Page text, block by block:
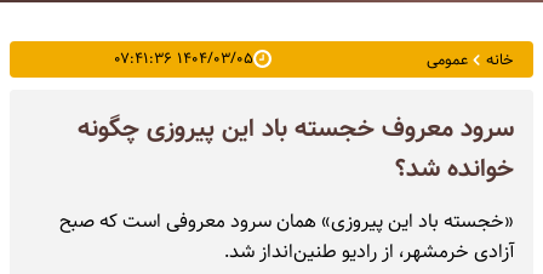
خانه عمومی ۱۴۰۴/۰۳/۰۵ ۰۷:۴۱:۳۶
سرود معروف خجسته باد این پیروزی چگونه
خوانده شد؟
«خجسته باد این پیروزی» همان سرود معروفی است که صبح
آزادی خرمشهر، از رادیو طنین‌انداز شد.